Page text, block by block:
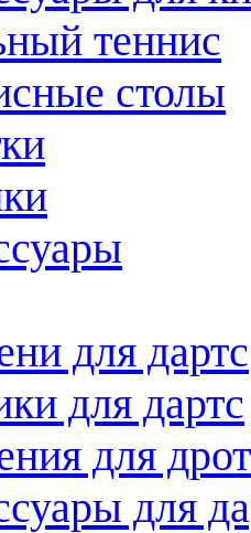
теннис
столы
для дартс
для дартс
для
для